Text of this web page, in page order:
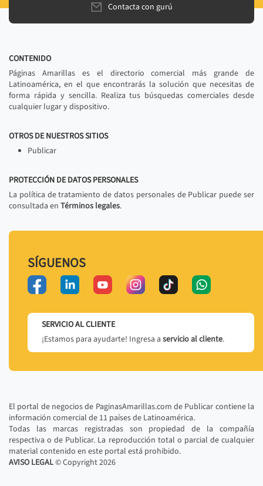
Contacta con gurú
CONTENIDO
Páginas Amarillas es el directorio comercial más grande de
Latinoamérica, en el que encontrarás la solución que necesitas de
forma rápida y sencilla. Realiza tus búsquedas comerciales desde
cualquier lugar y dispositivo.
OTROS DE NUESTROS SITIOS
Publicar
PROTECCIÓN DE DATOS PERSONALES
La política de tratamiento de datos personales de Publicar puede ser
consultada en Términos legales.
SÍGUENOS
SERVICIO AL CLIENTE
¡Estamos para ayudarte! Ingresa a servicio al cliente.
El portal de negocios de PaginasAmarillas.com de Publicar contiene la
información comercial de 11 países de Latinoamérica.
Todas las marcas registradas son propiedad de la compañía
respectiva o de Publicar. La reproducción total o parcial de cualquier
material contenido en este portal está prohibido.
AVISO LEGAL© Copyright2026